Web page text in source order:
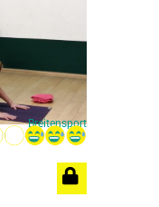
Breitensport